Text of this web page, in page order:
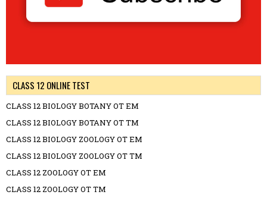
CLASS 12 ONLINE TEST
CLASS 12 BIOLOGY BOTANY OT EM
CLASS 12 BIOLOGY BOTANY OT TM
CLASS 12 BIOLOGY ZOOLOGY OT EM
CLASS 12 BIOLOGY ZOOLOGY OT TM
CLASS 12 ZOOLOGY OT EM
CLASS 12 ZOOLOGY OT TM